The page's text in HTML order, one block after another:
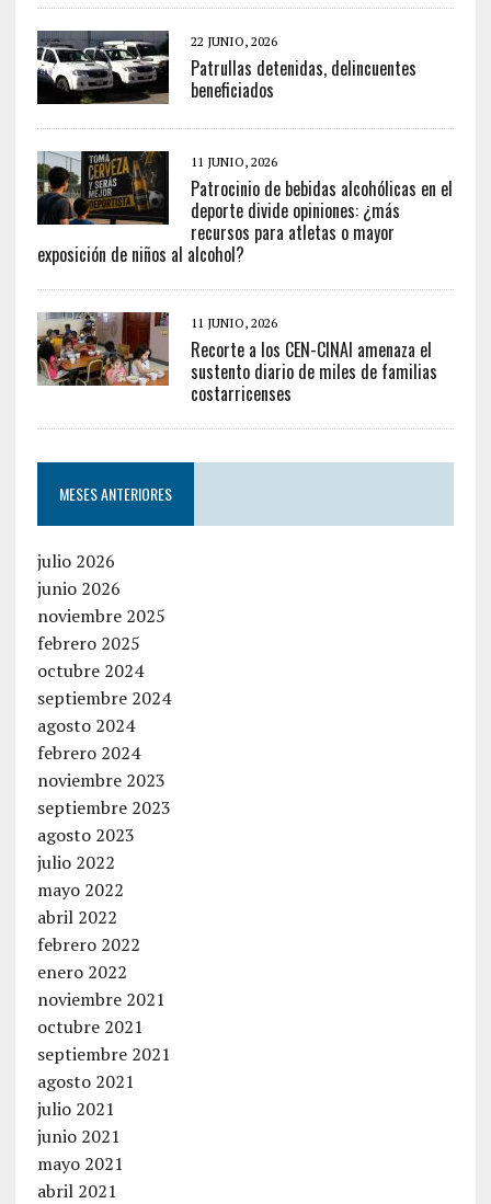
22 JUNIO, 2026
Patrullas detenidas, delincuentes
beneficiados
11 JUNIO, 2026
Patrocinio de bebidas alcohólicas en el
deporte divide opiniones: ¿más
recursos para atletas o mayor
exposición de niños al alcohol?
11 JUNIO, 2026
Recorte a los CEN-CINAI amenaza el
sustento diario de miles de familias
costarricenses
MESES ANTERIORES
julio 2026
junio 2026
noviembre 2025
febrero 2025
octubre 2024
septiembre 2024
agosto 2024
febrero 2024
noviembre 2023
septiembre 2023
agosto 2023
julio 2022
mayo 2022
abril 2022
febrero 2022
enero 2022
noviembre 2021
octubre 2021
septiembre 2021
agosto 2021
julio 2021
junio 2021
mayo 2021
abril 2021